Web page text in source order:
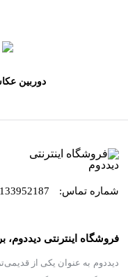
شماره تماس: - 09107008859
فروشگاه اینترنتی دیددوم،
دیددوم به عنوان یکی از